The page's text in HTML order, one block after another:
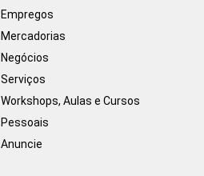
Empregos
Mercadorias
Negócios
Serviços
Workshops, Aulas e Cursos
Pessoais
Anuncie